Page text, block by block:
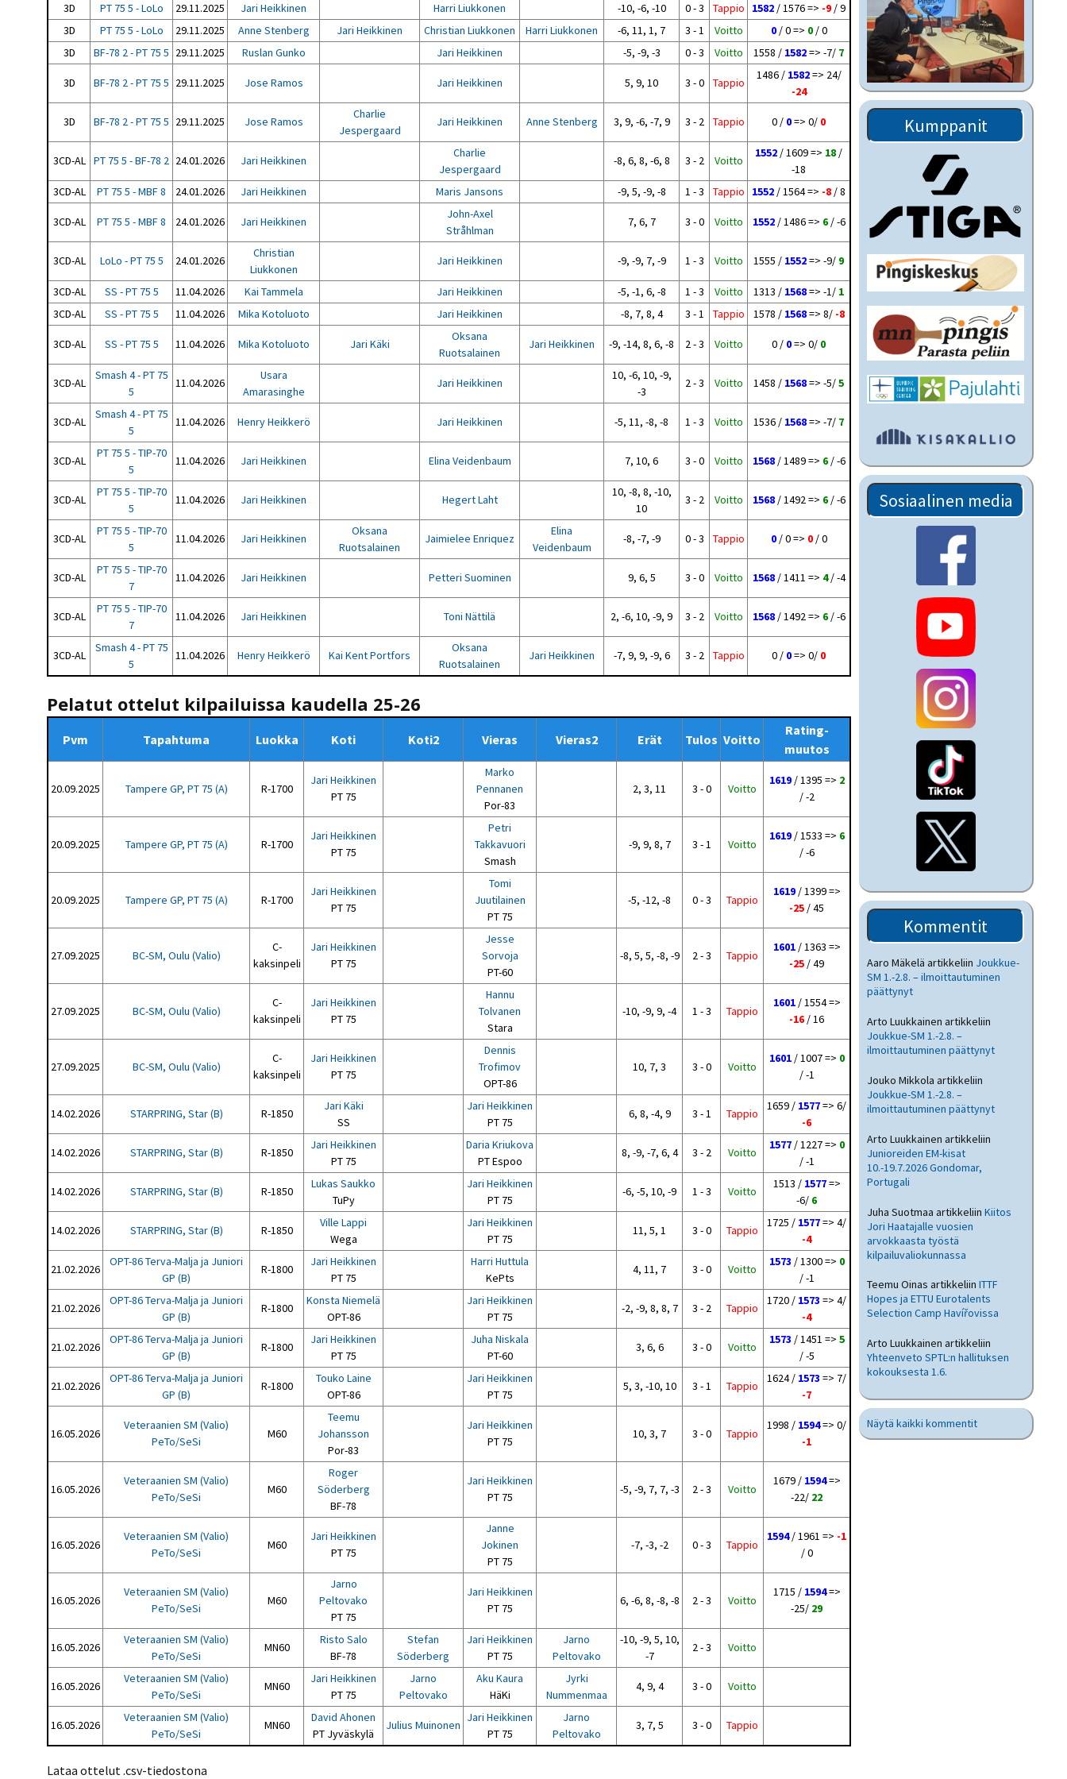
3D
PT 75 5 - LoLo 29.11.2025 Jari Heikkinen Harri Liukkonen -10, -6, -10 0 - 3 Tappio 1582 / 1576 => -9 / 9
3D
PT 75 5 - LoLo 29.11.2025 Anne Stenberg Jari Heikkinen Christian Liukkonen Harri Liukkonen -6, 11, 1, 7 3 - 1 Voitto 0/ 0 => 0/ 0
3D
BF-78 2 - PT 75 5 29.11.2025 Ruslan Gunko Jari Heikkinen -5, -9, -3 0 - 3 Voitto 1558 / 1582=> -7/ 7
3D BF-78 2 - PT 75 5 29.11.2025 Jose Ramos Jari Heikkinen 5, 9, 10 3 - 0 Tappio
1486 / 1582=> 24/
-24
3D BF-78 2 - PT 75 5 29.11.2025 Jose Ramos
Charlie
Jespergaard
Jari Heikkinen Anne Stenberg 3, 9, -6, -7, 9 3 - 2 Tappio 0 / 0=> 0/ 0
3CD-AL PT 75 5 - BF-78 2 24.01.2026 Jari Heikkinen
Charlie
Jespergaard
-8, 6, 8, -6, 8 3 - 2 Voitto
1552 / 1609 => 18 /
-18
3CD-AL
PT 75 5 - MBF 8 24.01.2026 Jari Heikkinen Maris Jansons -9, 5, -9, -8 1 - 3 Tappio 1552 / 1564 => -8 / 8
3CD-AL PT 75 5 - MBF 8 24.01.2026 Jari Heikkinen
John-Axel
Stråhlman
7, 6, 7 3 - 0 Voitto 1552/ 1486 => 6/ -6
3CD-AL LoLo - PT 75 5 24.01.2026
Christian
Liukkonen
Jari Heikkinen -9, -9, 7, -9 1 - 3 Voitto 1555 / 1552=> -9/ 9
3CD-AL SS - PT 75 5 11.04.2026 Kai Tammela Jari Heikkinen -5, -1, 6, -8 1 - 3 Voitto 1313 / 1568=> -1/ 1
3CD-AL
SS - PT 75 5 11.04.2026 Mika Kotoluoto Jari Heikkinen -8, 7, 8, 4 3 - 1 Tappio 1578 / 1568=> 8/ -8
3CD-AL SS - PT 75 5 11.04.2026 Mika Kotoluoto Jari Käki
Oksana
Ruotsalainen
Jari Heikkinen -9, -14, 8, 6, -8 2 - 3 Voitto 0 / 0=> 0/ 0
3CD-AL
Smash 4 - PT 75
5
11.04.2026
Usara
Amarasinghe
Jari Heikkinen
10, -6, 10, -9,
-3
2 - 3 Voitto 1458 / 1568=> -5/5
3CD-AL
Smash 4 - PT 75
5
11.04.2026 Henry Heikkerö Jari Heikkinen -5, 11, -8, -8 1 - 3 Voitto 1536 / 1568=> -7/ 7
3CD-AL
PT 75 5 - TIP-70
5
11.04.2026 Jari Heikkinen Elina Veidenbaum 7, 10, 6 3 - 0 Voitto 1568/ 1489 => 6/ -6
3CD-AL
PT 75 5 - TIP-70
5
11.04.2026 Jari Heikkinen Hegert Laht
10, -8, 8, -10,
10
3 - 2 Voitto 1568/ 1492 => 6/ -6
3CD-AL
PT 75 5 - TIP-70
5
11.04.2026 Jari Heikkinen
Oksana
Ruotsalainen
Jaimielee Enriquez
Elina
Veidenbaum
-8, -7, -9 0 - 3 Tappio 0/ 0 => 0/ 0
3CD-AL
PT 75 5 - TIP-70
7
11.04.2026 Jari Heikkinen Petteri Suominen 9, 6, 5 3 - 0 Voitto 1568/ 1411 => 4/ -4
3CD-AL
PT 75 5 - TIP-70
7
11.04.2026 Jari Heikkinen Toni Nättilä 2, -6, 10, -9, 9 3 - 2 Voitto 1568/ 1492 => 6/ -6
3CD-AL
Smash 4 - PT 75
5
11.04.2026 Henry Heikkerö Kai Kent Portfors
Oksana
Ruotsalainen
Jari Heikkinen -7, 9, 9, -9, 6 3 - 2 Tappio 0 / 0=> 0/ 0
Pelatut ottelut kilpailuissa kaudella 25-26
Pvm Tapahtuma Luokka Koti Koti2 Vieras Vieras2 Erät Tulos Voitto
Rating-
muutos
20.09.2025 Tampere GP, PT 75 (A) R-1700
Jari Heikkinen
PT 75
Marko
Pennanen
Por-83
2, 3, 11 3 - 0 Voitto
1619/ 1395 => 2
/ -2
20.09.2025 Tampere GP, PT 75 (A) R-1700
Jari Heikkinen
PT 75
Petri
Takkavuori
Smash
-9, 9, 8, 7 3 - 1 Voitto
1619/ 1533 => 6
/ -6
20.09.2025 Tampere GP, PT 75 (A) R-1700
Jari Heikkinen
PT 75
Tomi
Juutilainen
PT 75
-5, -12, -8 0 - 3 Tappio
1619/ 1399 =>
-25 / 45
27.09.2025 BC-SM, Oulu (Valio)
C-
kaksinpeli
Jari Heikkinen
PT 75
Jesse
Sorvoja
PT-60
-8, 5, 5, -8, -9 2 - 3 Tappio
1601/ 1363 =>
-25 / 49
27.09.2025 BC-SM, Oulu (Valio)
C-
kaksinpeli
Jari Heikkinen
PT 75
Hannu
Tolvanen
Stara
-10, -9, 9, -4 1 - 3 Tappio
1601/ 1554 =>
-16 / 16
27.09.2025 BC-SM, Oulu (Valio)
C-
kaksinpeli
Jari Heikkinen
PT 75
Dennis
Trofimov
OPT-86
10, 7, 3 3 - 0 Voitto
1601/ 1007 => 0
/ -1
14.02.2026 STARPRING, Star (B) R-1850
Jari Käki
SS
Jari Heikkinen
PT 75
6, 8, -4, 9 3 - 1 Tappio
1659 / 1577=> 6/
-6
14.02.2026 STARPRING, Star (B) R-1850
Jari Heikkinen
PT 75
Daria Kriukova
PT Espoo
8, -9, -7, 6, 4 3 - 2 Voitto
1577/ 1227 => 0
/ -1
14.02.2026 STARPRING, Star (B) R-1850
Lukas Saukko
TuPy
Jari Heikkinen
PT 75
-6, -5, 10, -9 1 - 3 Voitto
1513 / 1577=>
-6/ 6
14.02.2026 STARPRING, Star (B) R-1850
Ville Lappi
Wega
Jari Heikkinen
PT 75
11, 5, 1 3 - 0 Tappio
1725 / 1577=> 4/
-4
21.02.2026
OPT-86 Terva-Malja ja Juniori
GP (B)
R-1800
Jari Heikkinen
PT 75
Harri Huttula
KePts
4, 11, 7 3 - 0 Voitto
1573 / 1300 => 0
/ -1
21.02.2026
OPT-86 Terva-Malja ja Juniori
GP (B)
R-1800
Konsta Niemelä
OPT-86
Jari Heikkinen
PT 75
-2, -9, 8, 8, 7 3 - 2 Tappio
1720 / 1573 => 4/
-4
21.02.2026
OPT-86 Terva-Malja ja Juniori
GP (B)
R-1800
Jari Heikkinen
PT 75
Juha Niskala
PT-60
3, 6, 6 3 - 0 Voitto
1573 / 1451 => 5
/ -5
21.02.2026
OPT-86 Terva-Malja ja Juniori
GP (B)
R-1800
Touko Laine
OPT-86
Jari Heikkinen
PT 75
5, 3, -10, 10 3 - 1 Tappio
1624 / 1573 => 7/
-7
16.05.2026
Veteraanien SM (Valio)
PeTo/SeSi
M60
Teemu
Johansson
Por-83
Jari Heikkinen
PT 75
10, 3, 7 3 - 0 Tappio
1998 / 1594=> 0/
-1
16.05.2026
Veteraanien SM (Valio)
PeTo/SeSi
M60
Roger
Söderberg
BF-78
Jari Heikkinen
PT 75
-5, -9, 7, 7, -3 2 - 3 Voitto
1679 / 1594=>
-22/ 22
16.05.2026
Veteraanien SM (Valio)
PeTo/SeSi
M60
Jari Heikkinen
PT 75
Janne
Jokinen
PT 75
-7, -3, -2 0 - 3 Tappio
1594/ 1961 => -1
/ 0
16.05.2026
Veteraanien SM (Valio)
PeTo/SeSi
M60
Jarno
Peltovako
PT 75
Jari Heikkinen
PT 75
6, -6, 8, -8, -8 2 - 3 Voitto
1715 / 1594=>
-25/ 29
16.05.2026
Veteraanien SM (Valio)
PeTo/SeSi
MN60
Risto Salo
BF-78
Stefan
Söderberg
Jari Heikkinen
PT 75
Jarno
Peltovako
-10, -9, 5, 10,
-7
2 - 3 Voitto
16.05.2026
Veteraanien SM (Valio)
PeTo/SeSi
MN60
Jari Heikkinen
PT 75
Jarno
Peltovako
Aku Kaura
HäKi
Jyrki
Nummenmaa
4, 9, 4 3 - 0 Voitto
16.05.2026
Veteraanien SM (Valio)
PeTo/SeSi
MN60
David Ahonen
PT Jyväskylä
Julius Muinonen
Jari Heikkinen
PT 75
Jarno
Peltovako
3, 7, 5 3 - 0 Tappio
Lataa ottelut .csv-tiedostona
Kumppanit
Sosiaalinen media
Kommentit
Aaro Mäkelä artikkeliin Joukkue-
SM 1.-2.8. – ilmoittautuminen
päättynyt
Arto Luukkainen artikkeliin
Joukkue-SM 1.-2.8. –
ilmoittautuminen päättynyt
Jouko Mikkola artikkeliin
Joukkue-SM 1.-2.8. –
ilmoittautuminen päättynyt
Arto Luukkainen artikkeliin
Junioreiden EM-kisat
10.-19.7.2026 Gondomar,
Portugali
Juha Suotmaa artikkeliin Kiitos
Jori Haatajalle vuosien
arvokkaasta työstä
kilpailuvaliokunnassa
Teemu Oinas artikkeliin ITTF
Hopes ja ETTU Eurotalents
Selection Camp Havířovissa
Arto Luukkainen artikkeliin
Yhteenveto SPTL:n hallituksen
kokouksesta 1.6.
Näytä kaikki kommentit